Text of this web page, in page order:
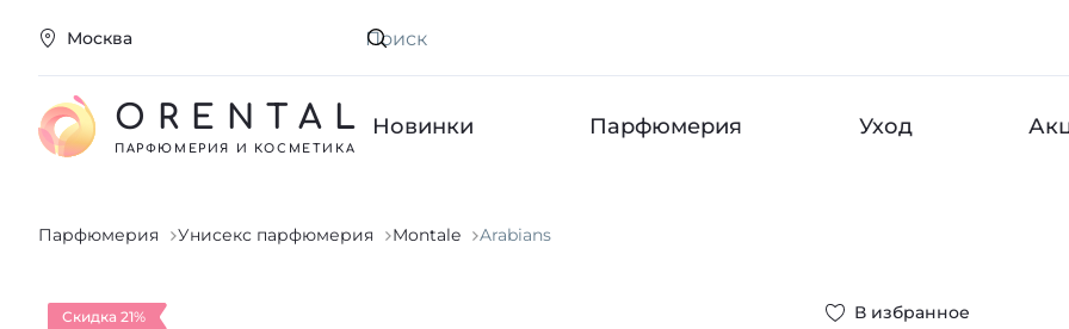
Москва Искать
ORENTAL
ПАРФЮМЕРИЯ И КОСМЕТИКА
Новинки Парфюмерия Уход
Парфюмерия Унисекс парфюмерия Montale Arabians
В избранное
Скидка 21%